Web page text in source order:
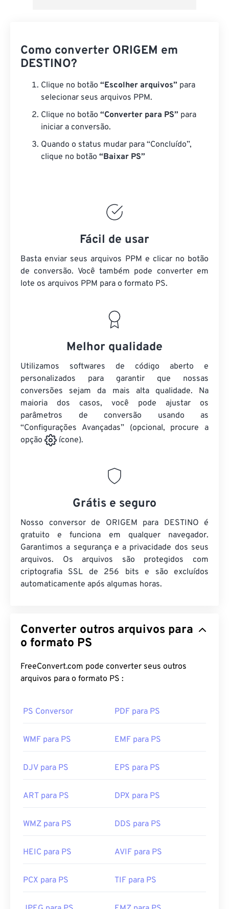
Como converter ORIGEM em
DESTINO?
Clique no botão “Escolher arquivos” para
selecionar seus arquivos PPM.
Clique no botão “Converter para PS” para
iniciar a conversão.
Quando o status mudar para “Concluído”,
clique no botão “Baixar PS”
Fácil de usar
Basta enviar seus arquivos PPM e clicar no botão
de conversão. Você também pode converter em
lote os arquivos PPM para o formato PS.
Melhor qualidade
Utilizamos softwares de código aberto e
personalizados para garantir que nossas
conversões sejam da mais alta qualidade. Na
maioria dos casos, você pode ajustar os
parâmetros de conversão usando as
“Configurações Avançadas” (opcional, procure a
opção
ícone).
Grátis e seguro
Nosso conversor de ORIGEM para DESTINO é
gratuito e funciona em qualquer navegador.
Garantimos a segurança e a privacidade dos seus
arquivos. Os arquivos são protegidos com
criptografia SSL de 256 bits e são excluídos
automaticamente após algumas horas.
Converter outros arquivos para
o formato PS
FreeConvert.com pode converter seus outros
arquivos para o formato PS :
PS Conversor PDF para PS
WMF para PS EMF para PS
DJV para PS EPS para PS
ART para PS DPX para PS
WMZ para PS DDS para PS
HEIC para PS AVIF para PS
PCX para PS TIF para PS